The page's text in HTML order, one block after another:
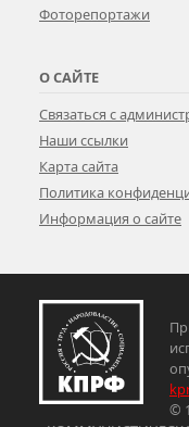
Фоторепортажи
О САЙТЕ
Связаться с
Наши ссылки
Карта сайта
Политика
Информация о сайте
©